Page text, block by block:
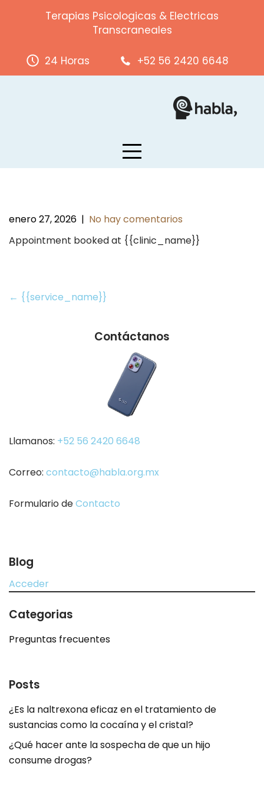
Terapias Psicologicas & Electricas
Transcraneales
24 Horas +52 56 2420 6648
enero 27, 2026 | No hay comentarios
Appointment booked at {{clinic_name}}
Post
← {{service_name}}
Contáctanos
Llamanos: +52 56 2420 6648
Correo: contacto@habla.org.mx
Formulario deContacto
Blog
Acceder
Categorias
Preguntas frecuentes
Posts
¿Es la naltrexona eficaz en el tratamiento de
sustancias como la cocaína y el cristal?
¿Qué hacer ante la sospecha de que un hijo
consume drogas?